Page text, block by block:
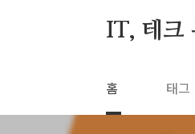
IT, 테크
홈 태그